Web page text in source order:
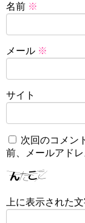
名前 ※
メール ※
サイト
次回のコメン
前、メールアドレ
上に表示された